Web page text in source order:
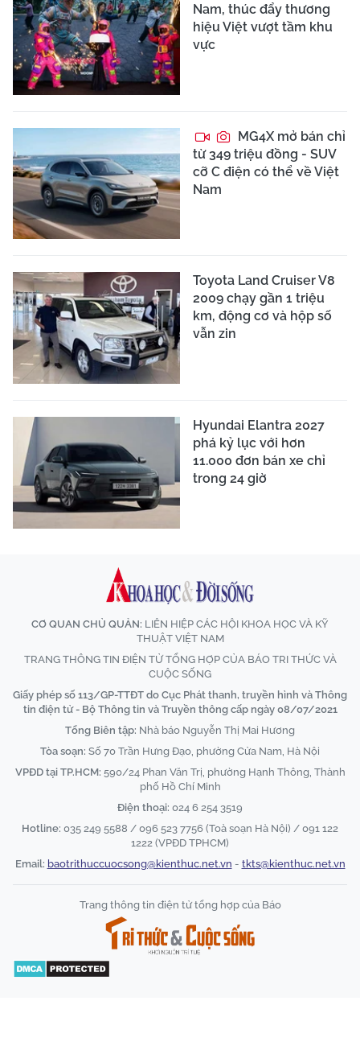
Nam, thúc đẩy thương
hiệu Việt vượt tầm khu
vực
MG4X mở bán chỉ
từ 349 triệu đồng - SUV
cỡ C điện có thể về Việt
Nam
Toyota Land Cruiser V8
2009 chạy gần 1 triệu
km, động cơ và hộp số
vẫn zin
Hyundai Elantra 2027
phá kỷ lục với hơn
11.000 đơn bán xe chỉ
trong 24 giờ
CƠ QUAN CHỦ QUẢN: LIÊN HIỆP CÁC HỘI KHOA HỌC VÀ KỸ
THUẬT VIỆT NAM
TRANG THÔNG TIN ĐIỆN TỬ TỔNG HỢP CỦA BÁO TRI THỨC VÀ
CUỘC SỐNG
Giấy phép số 113/GP-TTĐT do Cục Phát thanh, truyền hình và Thông
tin điện tử - Bộ Thông tin và Truyền thông cấp ngày 08/07/2021
Tổng Biên tập: Nhà báo Nguyễn Thị Mai Hương
Tòa soạn: Số 70 Trần Hưng Đạo, phường Cửa Nam, Hà Nội
VPĐD tại TP.HCM: 590/24 Phan Văn Trị, phường Hạnh Thông, Thành
phố Hồ Chí Minh
Điện thoại: 024 6 254 3519
Hotline: 035 249 5588 / 096 523 7756 (Toà soạn Hà Nội) / 091 122
1222 (VPĐD TPHCM)
Email: baotrithuccuocsong@kienthuc.net.vn - tkts@kienthuc.net.vn
Trang thông tin điện tử tổng hợp của Báo